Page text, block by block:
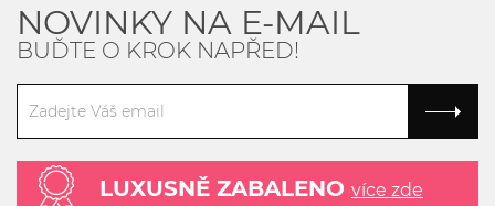
NOVINKY NA E-MAIL
BUĎTE O KROK NAPŘED!
LUXUSNĚ ZABALENO více zde